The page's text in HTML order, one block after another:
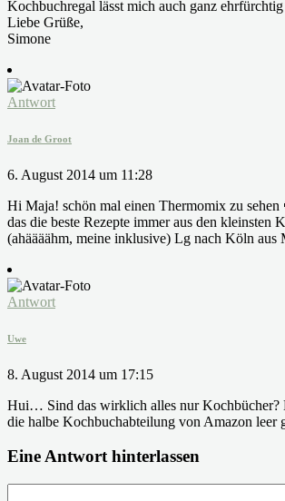
Kochbuchregal lässt mich auch ganz
Liebe Grüße,
Simone
Antwort
Joan de Groot
6. August 2014 um 11:28
Hi Maja! schön mal einen Thermomix zu
das die beste Rezepte immer aus den kleinsten
(ahäääähm, meine inklusive) Lg nach Köln aus
Antwort
Uwe
8. August 2014 um 17:15
Hui… Sind das wirklich alles nur Kochbücher?
die halbe Kochbuchabteilung von Amazon leer
Eine Antwort hinterlassen